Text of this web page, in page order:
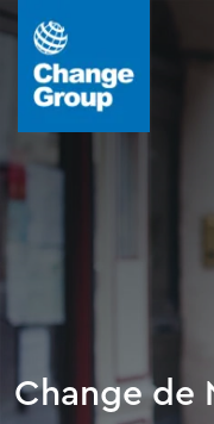
Change de